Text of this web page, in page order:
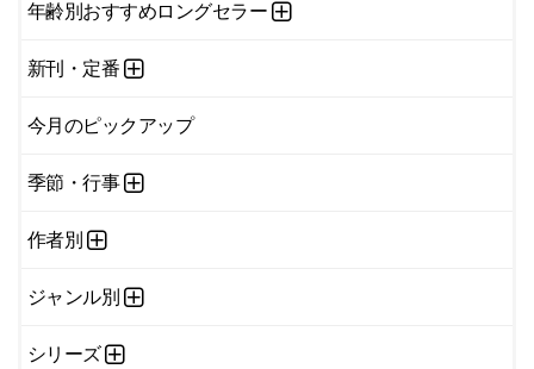
年齢別おすすめロングセラー
新刊・定番
今月のピックアップ
季節・行事
作者別
ジャンル別
シリーズ